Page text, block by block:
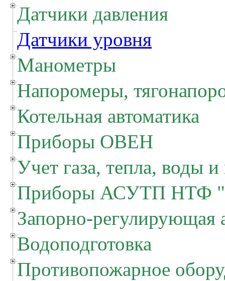
Датчики давления
Датчики уровня
Манометры
Напоромеры,
Котельная автоматика
Приборы ОВЕН
Учет газа, тепла, воды и
Приборы АСУТП НТФ
Запорно-регулирующая
Водоподготовка
Противопожарное